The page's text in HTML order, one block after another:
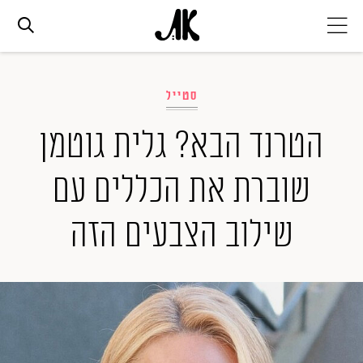
אופנה
ביוטי
סלבס
ערוצים נוספים
סטייל
הטרנד הבא? גלית גוטמן
שוברת את הכללים עם
שילוב הצבעים הזה